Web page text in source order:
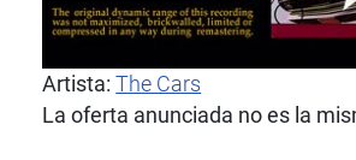
Artista:The Cars
La oferta anunciada no es la